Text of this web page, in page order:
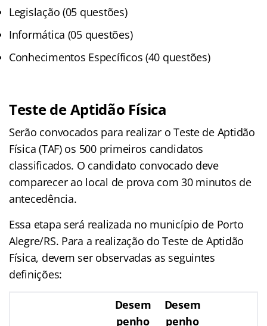
Legislação (05 questões)
Informática (05 questões)
Conhecimentos Específicos (40 questões)
Teste de Aptidão Física
Serão convocados para realizar o Teste de Aptidão
Física (TAF) os 500 primeiros candidatos
classificados. O candidato convocado deve
comparecer ao local de prova com 30 minutos de
antecedência.
Essa etapa será realizada no município de Porto
Alegre/RS. Para a realização do Teste de Aptidão
Física, devem ser observadas as seguintes
definições:
Desem
penho
Desem
penho